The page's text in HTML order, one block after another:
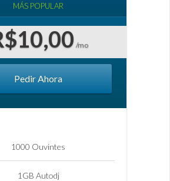
MÁS POPULAR
/mo
Pedir Ahora
1000 Ouvintes
1GB Autodj